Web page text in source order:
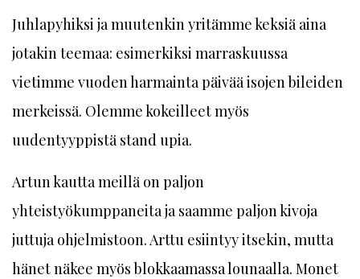
Juhlapyhiksi ja muutenkin yritämme keksiä aina
jotakin teemaa: esimerkiksi marraskuussa
vietimme vuoden harmainta päivää isojen bileiden
merkeissä. Olemme kokeilleet myös
uudentyyppistä stand upia.
Artun kautta meillä on paljon
yhteistyökumppaneita ja saamme paljon kivoja
juttuja ohjelmistoon. Arttu esiintyy itsekin, mutta
hänet näkee myös blokkaamassa lounaalla. Monet